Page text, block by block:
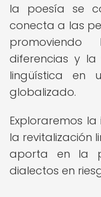
la poesía se
conecta a las
diferencias y
lingüística en
globalizado.
Exploraremos
la revitalización
aporta en la
dialectos en